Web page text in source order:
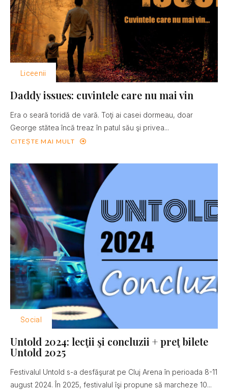
Liceenii
Daddy issues: cuvintele care nu mai vin
Era o seară toridă de vară. Toţi ai casei dormeau, doar
George stătea încă treaz în patul său şi privea...
CITEȘTE MAI MULT
Social
Untold 2024: lecţii şi concluzii + preţ bilete
Untold 2025
Festivalul Untold s-a desfăşurat pe Cluj Arena în perioada 8-11
august 2024. În 2025, festivalul îşi propune să marcheze 10...